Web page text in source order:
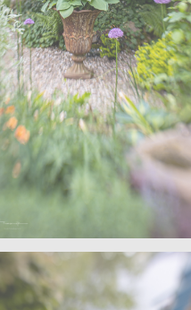
Gärten – Wohngarten
– Velen